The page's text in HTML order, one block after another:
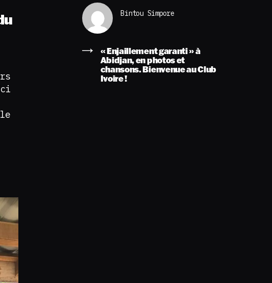
Bintou Simpore
« Enjaillement garanti » à
Abidjan, en photos et
chansons. Bienvenue au Club
Ivoire !